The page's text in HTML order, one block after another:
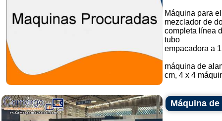
Máquina para
mezclador de
completa línea
tubo
empacadora a
máquina de
cm, 4 x 4
Máquina